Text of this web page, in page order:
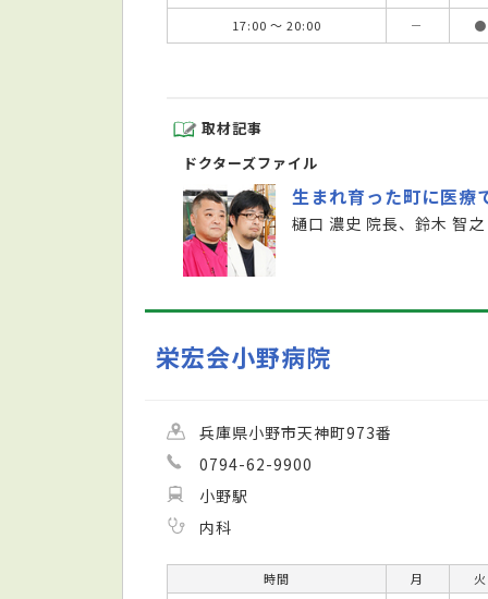
17:00 ～ 20:00
－ ●
取材記事
ドクターズファイル
生まれ育った町に医療
樋口 濃史 院長、鈴木 智
栄宏会小野病院
兵庫県小野市天神町973番
0794-62-9900
小野駅
内科
時間 月 火